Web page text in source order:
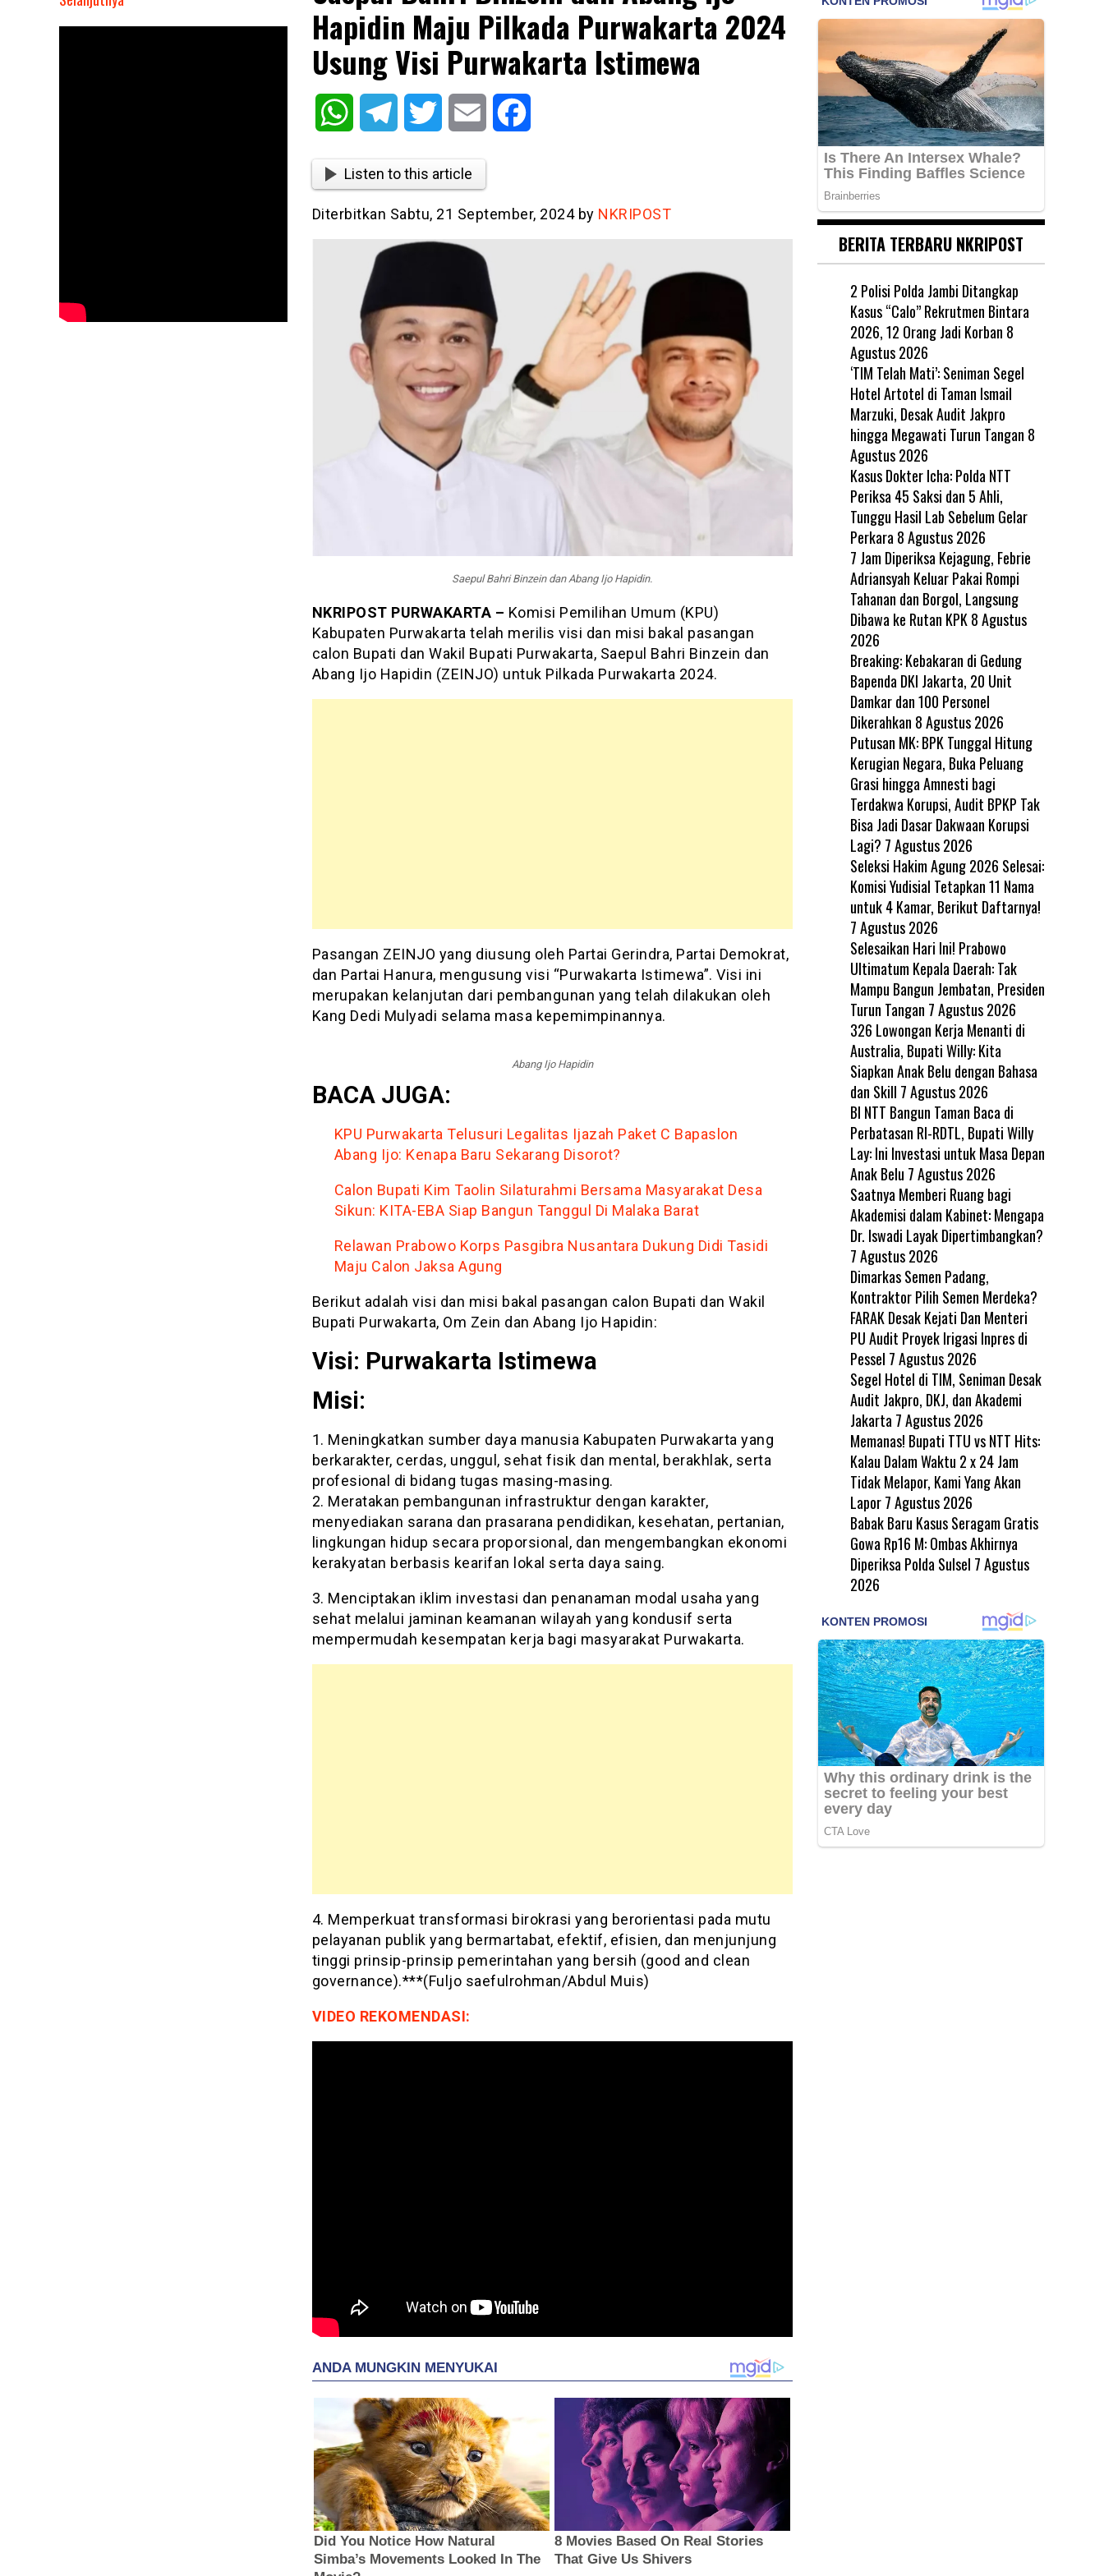
Hapidin Maju Pilkada Purwakarta 2024
Usung Visi Purwakarta Istimewa
WhatsAppTelegram Twitter Email
Listen to this article
Diterbitkan Sabtu, 21 September, 2024 by NKRIPOST
Saepul Bahri Binzein dan Abang Ijo Hapidin.
NKRIPOST PURWAKARTA – Komisi Pemilihan Umum (KPU)
Kabupaten Purwakarta telah merilis visi dan misi bakal pasangan
calon Bupati dan Wakil Bupati Purwakarta, Saepul Bahri Binzein dan
Abang Ijo Hapidin (ZEINJO) untuk Pilkada Purwakarta 2024.
Pasangan ZEINJO yang diusung oleh Partai Gerindra, Partai Demokrat,
dan Partai Hanura, mengusung visi “Purwakarta Istimewa”. Visi ini
merupakan kelanjutan dari pembangunan yang telah dilakukan oleh
Kang Dedi Mulyadi selama masa kepemimpinannya.
Abang Ijo Hapidin
BACA JUGA:
KPU Purwakarta Telusuri Legalitas Ijazah Paket C Bapaslon
Abang Ijo: Kenapa Baru Sekarang Disorot?
Calon Bupati Kim Taolin Silaturahmi Bersama Masyarakat Desa
Sikun: KITA-EBA Siap Bangun Tanggul Di Malaka Barat
Relawan Prabowo Korps Pasgibra Nusantara Dukung Didi Tasidi
Maju Calon Jaksa Agung
Berikut adalah visi dan misi bakal pasangan calon Bupati dan Wakil
Bupati Purwakarta, Om Zein dan Abang Ijo Hapidin:
Visi: Purwakarta Istimewa
Misi:
1. Meningkatkan sumber daya manusia Kabupaten Purwakarta yang
berkarakter, cerdas, unggul, sehat fisik dan mental, berakhlak, serta
profesional di bidang tugas masing-masing.
2. Meratakan pembangunan infrastruktur dengan karakter,
menyediakan sarana dan prasarana pendidikan, kesehatan, pertanian,
lingkungan hidup secara proporsional, dan mengembangkan ekonomi
kerakyatan berbasis kearifan lokal serta daya saing.
3. Menciptakan iklim investasi dan penanaman modal usaha yang
sehat melalui jaminan keamanan wilayah yang kondusif serta
mempermudah kesempatan kerja bagi masyarakat Purwakarta.
4. Memperkuat transformasi birokrasi yang berorientasi pada mutu
pelayanan publik yang bermartabat, efektif, efisien, dan menjunjung
tinggi prinsip-prinsip pemerintahan yang bersih (good and clean
governance).***(Fuljo saefulrohman/Abdul Muis)
VIDEO REKOMENDASI:
BERITA TERBARU NKRIPOST
2 Polisi Polda Jambi Ditangkap
Kasus “Calo” Rekrutmen Bintara
2026, 12 Orang Jadi Korban 8
Agustus 2026
‘TIM Telah Mati’: Seniman Segel
Hotel Artotel di Taman Ismail
Marzuki, Desak Audit Jakpro
hingga Megawati Turun Tangan 8
Agustus 2026
Kasus Dokter Icha: Polda NTT
Periksa 45 Saksi dan 5 Ahli,
Tunggu Hasil Lab Sebelum Gelar
Perkara 8 Agustus 2026
7 Jam Diperiksa Kejagung, Febrie
Adriansyah Keluar Pakai Rompi
Tahanan dan Borgol, Langsung
Dibawa ke Rutan KPK 8 Agustus
2026
Breaking: Kebakaran di Gedung
Bapenda DKI Jakarta, 20 Unit
Damkar dan 100 Personel
Dikerahkan 8 Agustus 2026
Putusan MK: BPK Tunggal Hitung
Kerugian Negara, Buka Peluang
Grasi hingga Amnesti bagi
Terdakwa Korupsi, Audit BPKP Tak
Bisa Jadi Dasar Dakwaan Korupsi
Lagi? 7 Agustus 2026
Seleksi Hakim Agung 2026 Selesai:
Komisi Yudisial Tetapkan 11 Nama
untuk 4 Kamar, Berikut Daftarnya!
7 Agustus 2026
Selesaikan Hari Ini! Prabowo
Ultimatum Kepala Daerah: Tak
Mampu Bangun Jembatan, Presiden
Turun Tangan 7 Agustus 2026
326 Lowongan Kerja Menanti di
Australia, Bupati Willy: Kita
Siapkan Anak Belu dengan Bahasa
dan Skill 7 Agustus 2026
BI NTT Bangun Taman Baca di
Perbatasan RI-RDTL, Bupati Willy
Lay: Ini Investasi untuk Masa Depan
Anak Belu 7 Agustus 2026
Saatnya Memberi Ruang bagi
Akademisi dalam Kabinet: Mengapa
Dr. Iswadi Layak Dipertimbangkan?
7 Agustus 2026
Dimarkas Semen Padang,
Kontraktor Pilih Semen Merdeka?
FARAK Desak Kejati Dan Menteri
PU Audit Proyek Irigasi Inpres di
Pessel 7 Agustus 2026
Segel Hotel di TIM, Seniman Desak
Audit Jakpro, DKJ, dan Akademi
Jakarta 7 Agustus 2026
Memanas! Bupati TTU vs NTT Hits:
Kalau Dalam Waktu 2 x 24 Jam
Tidak Melapor, Kami Yang Akan
Lapor 7 Agustus 2026
Babak Baru Kasus Seragam Gratis
Gowa Rp16 M: Ombas Akhirnya
Diperiksa Polda Sulsel 7 Agustus
2026